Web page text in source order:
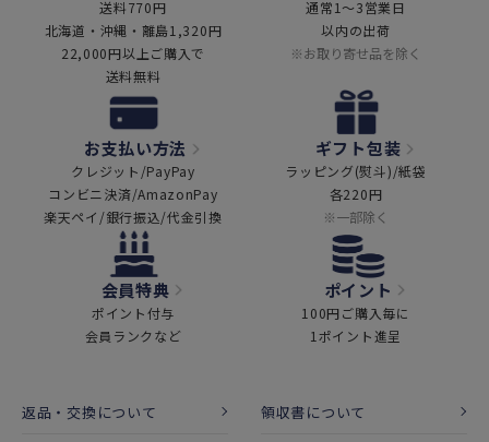
送料770円
北海道・沖縄・離島1,320円
22,000円以上ご購入で
送料無料
通常1～3営業日
以内の出荷
※お取り寄せ品を除く
お支払い方法
クレジット/PayPay
コンビニ決済/AmazonPay
楽天ペイ/銀行振込/代金引換
ギフト包装
ラッピング(熨斗)/紙袋
各220円
※一部除く
会員特典
ポイント付与
会員ランクなど
ポイント
100円ご購入毎に
1ポイント進呈
返品・交換について 領収書について